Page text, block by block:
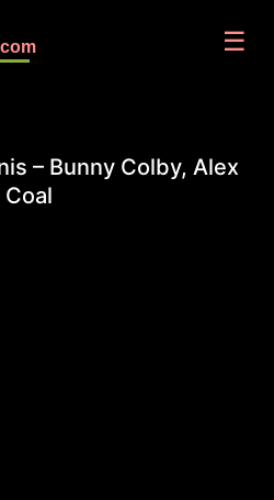
☰
– Bunny Colby, Alex
Coal